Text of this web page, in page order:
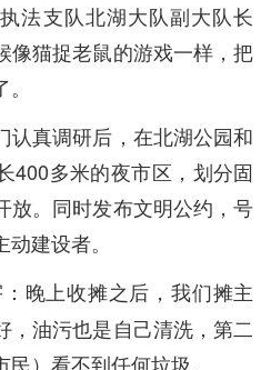
法支队北湖大队副大队长
像猫捉老鼠的游戏一样，把
认真调研后，在北湖公园和
400多米的夜市区，划分固
放。同时发布文明公约，号
建设者。
晚上收摊之后，我们摊主
，油污也是自己清洗，第二
）看不到任何垃圾。